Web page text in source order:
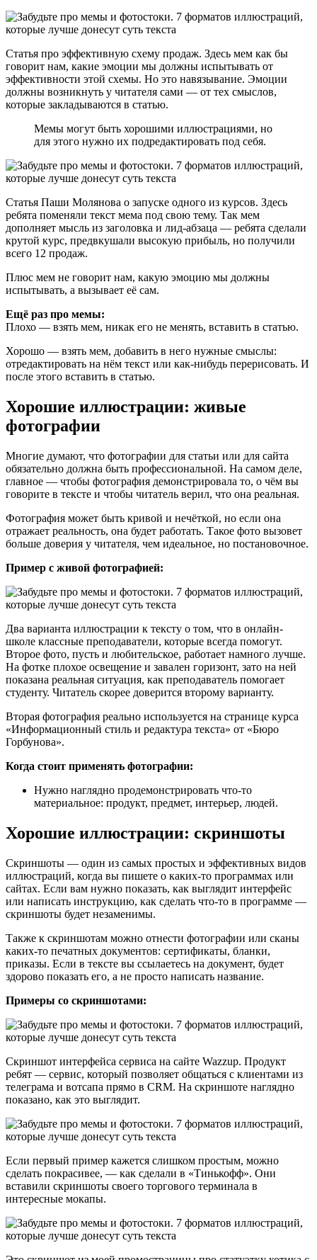
Статья про эффективную схему продаж. Здесь мем как бы
говорит нам, какие эмоции мы должны испытывать от
эффективности этой схемы. Но это навязывание. Эмоции
должны возникнуть у читателя сами — от тех смыслов,
которые закладываются в статью.
Мемы могут быть хорошими иллюстрациями, но
для этого нужно их подредактировать под себя.
Статья Паши Молянова о запуске одного из курсов. Здесь
ребята поменяли текст мема под свою тему. Так мем
дополняет мысль из заголовка и лид-абзаца — ребята сделали
крутой курс, предвкушали высокую прибыль, но получили
всего 12 продаж.
Плюс мем не говорит нам, какую эмоцию мы должны
испытывать, а вызывает её сам.
Ещё раз про мемы:
Плохо — взять мем, никак его не менять, вставить в статью.
Хорошо — взять мем, добавить в него нужные смыслы:
отредактировать на нём текст или как-нибудь перерисовать. И
после этого вставить в статью.
Хорошие иллюстрации: живые
фотографии
Многие думают, что фотографии для статьи или для сайта
обязательно должна быть профессиональной. На самом деле,
главное — чтобы фотография демонстрировала то, о чём вы
говорите в тексте и чтобы читатель верил, что она реальная.
Фотография может быть кривой и нечёткой, но если она
отражает реальность, она будет работать. Такое фото вызовет
больше доверия у читателя, чем идеальное, но постановочное.
Пример с живой фотографией:
Два варианта иллюстрации к тексту о том, что в онлайн-
школе классные преподаватели, которые всегда помогут.
Второе фото, пусть и любительское, работает намного лучше.
На фотке плохое освещение и завален горизонт, зато на ней
показана реальная ситуация, как преподаватель помогает
студенту. Читатель скорее доверится второму варианту.
Вторая фотография реально используется на странице курса
«Информационный стиль и редактура текста» от «Бюро
Горбунова».
Когда стоит применять фотографии:
Нужно наглядно продемонстрировать что-то
материальное: продукт, предмет, интерьер, людей.
Хорошие иллюстрации: скриншоты
Скриншоты — один из самых простых и эффективных видов
иллюстраций, когда вы пишете о каких-то программах или
сайтах. Если вам нужно показать, как выглядит интерфейс
или написать инструкцию, как сделать что-то в программе —
скриншоты будет незаменимы.
Также к скриншотам можно отнести фотографии или сканы
каких-то печатных документов: сертификаты, бланки,
приказы. Если в тексте вы ссылаетесь на документ, будет
здорово показать его, а не просто написать название.
Примеры со скриншотами:
Скриншот интерфейса сервиса на сайте Wazzup. Продукт
ребят — сервис, который позволяет общаться с клиентами из
телеграма и вотсапа прямо в CRM. На скриншоте наглядно
показано, как это выглядит.
Если первый пример кажется слишком простым, можно
сделать покрасивее, — как сделали в «Тинькофф». Они
вставили скриншоты своего торгового терминала в
интересные мокапы.